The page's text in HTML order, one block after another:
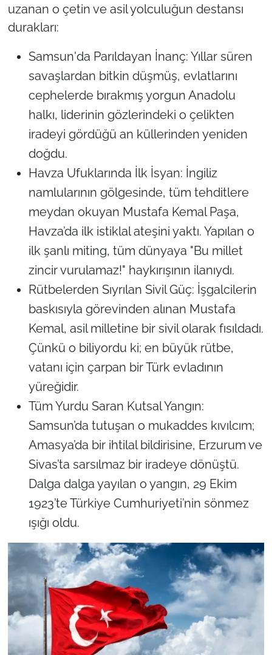
uzanan o çetin ve asil yolculuğun destansı
durakları:
Samsun'da Parıldayan İnanç: Yıllar süren
savaşlardan bitkin düşmüş, evlatlarını
cephelerde bırakmış yorgun Anadolu
halkı, liderinin gözlerindeki o çelikten
iradeyi gördüğü an küllerinden yeniden
doğdu.
Havza Ufuklarında İlk İsyan: İngiliz
namlularının gölgesinde, tüm tehditlere
meydan okuyan Mustafa Kemal Paşa,
Havza’da ilk istiklal ateşini yaktı. Yapılan o
ilk şanlı miting, tüm dünyaya "Bu millet
zincir vurulamaz!" haykırışının ilanıydı.
Rütbelerden Sıyrılan Sivil Güç: İşgalcilerin
baskısıyla görevinden alınan Mustafa
Kemal, asil milletine bir sivil olarak fısıldadı.
Çünkü o biliyordu ki; en büyük rütbe,
vatanı için çarpan bir Türk evladının
yüreğidir.
Tüm Yurdu Saran Kutsal Yangın:
Samsun’da tutuşan o mukaddes kıvılcım;
Amasya’da bir ihtilal bildirisine, Erzurum ve
Sivas’ta sarsılmaz bir iradeye dönüştü.
Dalga dalga yayılan o yangın, 29 Ekim
1923’te Türkiye Cumhuriyeti’nin sönmez
ışığı oldu.